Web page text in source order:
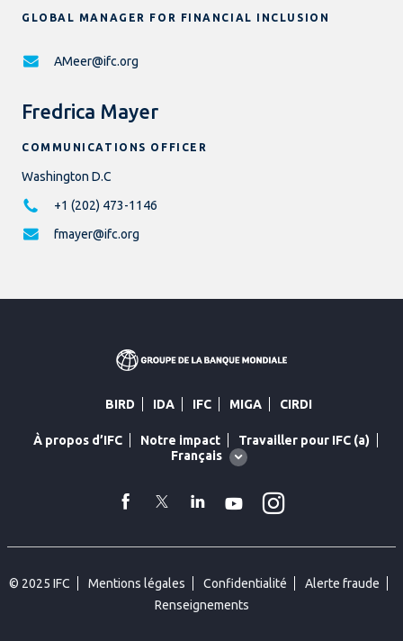
GLOBAL MANAGER FOR FINANCIAL INCLUSION
AMeer@ifc.org
Fredrica Mayer
COMMUNICATIONS OFFICER
Washington D.C
+1 (202) 473-1146
fmayer@ifc.org
BIRD IDA IFC MIGA CIRDI
À propos d’IFC Notre impact
Travailler pour IFC (a)
Global
Français
facebook
TwitterLinkedinYouTube
© 2025 IFC Mentions légales Confidentialité
Alerte fraude
Renseignements